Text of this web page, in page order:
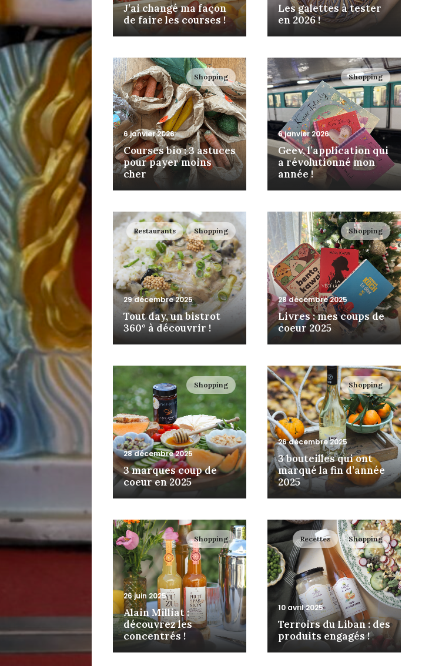
J’ai changé ma façon
de faire les courses !
Les galettes à tester
en 2026 !
Shopping
6 janvier 2026
Courses bio : 3 astuces
pour payer moins
cher
Shopping
6 janvier 2026
Geev, l’application qui
a révolutionné mon
année !
Restaurants Shopping
29 décembre 2025
Tout day, un bistrot
360° à découvrir !
Shopping
28 décembre 2025
Livres : mes coups de
coeur 2025
Shopping
28 décembre 2025
3 marques coup de
coeur en 2025
Shopping
26 décembre 2025
3 bouteilles qui ont
marqué la fin d’année
2025
Shopping
26 juin 2025
Alain Milliat :
découvrez les
concentrés !
Recettes Shopping
10 avril 2025
Terroirs du Liban : des
produits engagés !